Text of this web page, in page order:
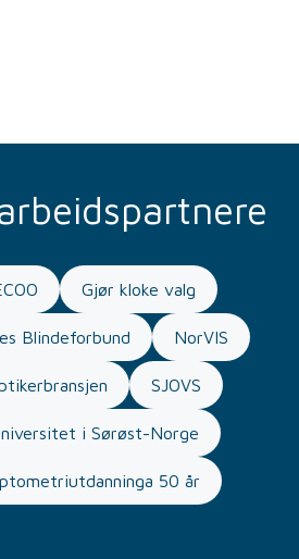
Gjør kloke valg
Blindeforbund NorVIS
SJOVS
i Sørøst-Norge
50 år